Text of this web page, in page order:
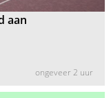
aan
ongeveer 2 uur